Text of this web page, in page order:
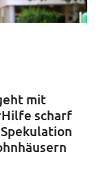
mit
scharf